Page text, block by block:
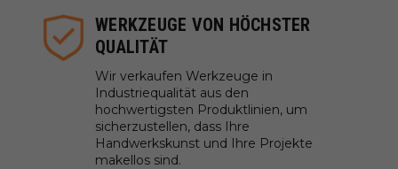
WERKZEUGE VON HÖCHSTER
QUALITÄT
Wir verkaufen Werkzeuge in
Industriequalität aus den
hochwertigsten Produktlinien, um
sicherzustellen, dass Ihre
Handwerkskunst und Ihre Projekte
makellos sind.